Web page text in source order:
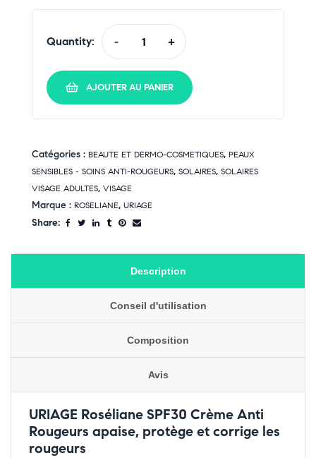
Quantity: - +
AJOUTER AU PANIER
Catégories : BEAUTE ET DERMO-COSMETIQUES, PEAUX
SENSIBLES - SOINS ANTI-ROUGEURS, SOLAIRES, SOLAIRES
VISAGE ADULTES, VISAGE
Marque : ROSELIANE, URIAGE
Share:
Description
Conseil d'utilisation
Composition
Avis
URIAGE Roséliane SPF30 Crème Anti
Rougeurs apaise, protège et corrige les
rougeurs